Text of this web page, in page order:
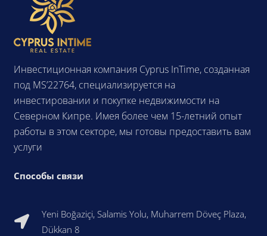
Инвестиционная компания Cyprus InTime, созданная
под MS’22764, специализируется на
инвестировании и покупке недвижимости на
Северном Кипре. Имея более чем 15-летний опыт
работы в этом секторе, мы готовы предоставить вам
услуги
Способы связи
Yeni Boğaziçi, Salamis Yolu, Muharrem Döveç Plaza,
Dükkan 8